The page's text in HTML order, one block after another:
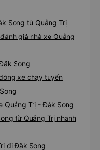
Song từ Quảng Trị
giá nhà xe Quảng
Song
xe chạy tuyến
Quảng Trị - Đăk Song
từ Quảng Trị nhanh
đi Đăk Song